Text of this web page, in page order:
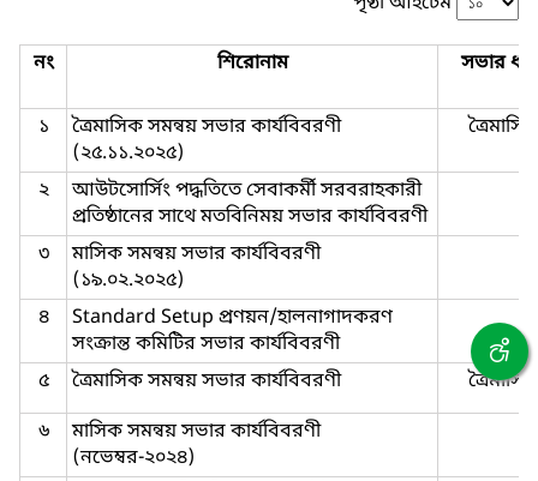
নং শিরোনাম সভার
১
ত্রৈমাসিক সমন্বয় সভার কার্যবিবরণী
(২৫.১১.২০২৫)
ত্রৈমাসিক
২
আউটসোর্সিং পদ্ধতিতে সেবাকর্মী সরবরাহকারী
প্রতিষ্ঠানের সাথে মতবিনিময় সভার কার্যবিবরণী
৩
মাসিক সমন্বয় সভার কার্যবিবরণী
(১৯.০২.২০২৫)
৪
Standard Setup প্রণয়ন/হালনাগাদকরণ
সংক্রান্ত কমিটির সভার কার্যবিবরণী
৫
ত্রৈমাসিক সমন্বয় সভার কার্যবিবরণী
ত্রৈমাসিক
৬
মাসিক সমন্বয় সভার কার্যবিবরণী
(নভেম্বর-২০২৪)